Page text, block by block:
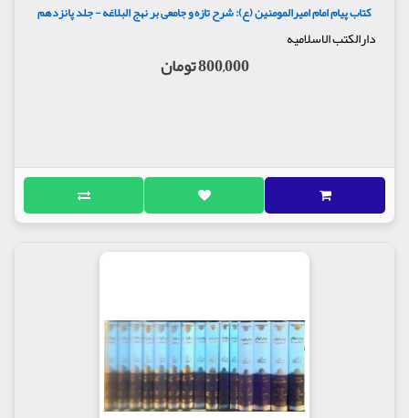
کتاب پیام امام امیرالمومنین (ع): شرح تازه و جامعی بر نهج البلاغه - جلد پانزدهم
دارالکتب الاسلامیه
800,000 تومان